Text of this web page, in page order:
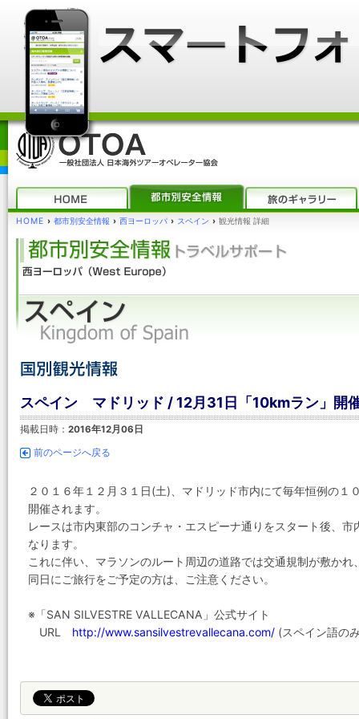
HOME › 都市別安全情報 › 西ヨーロッパ › スペイン › 観光情報 詳細
スペイン マドリッド / 12月31日「10kmラン」開
掲載日時： 2016年12月06日
前のページへ戻る
２０１６年１２月３１日(土)、マドリッド市内にて毎年恒例の１
開催されます。
レースは市内東部のコンチャ・エスピーナ通りをスタート後、
なります。
これに伴い、マラソンのルート周辺の道路では交通規制が敷かれ
同日にご旅行をご予定の方は、ご注意ください。
※「SAN SILVESTRE VALLECANA」公式サイト
URL http://www.sansilvestrevallecana.com/ (スペイン語の